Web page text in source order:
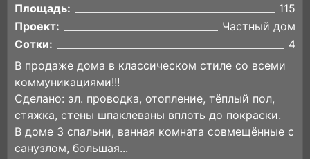
Площадь:
115
Проект:
Частный дом
Сотки:
4
В продаже дома в классическом стиле со всеми
коммуникациями!!!
Сделано: эл. проводка, отопление, тёплый пол,
стяжка, стены шпаклеваны вплоть до покраски.
В доме 3 спальни, ванная комната совмещённые с
санузлом, большая...